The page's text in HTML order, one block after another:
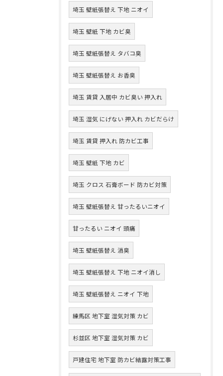
埼玉 壁紙張替え 下地 ニオイ
埼玉 壁紙 下地 カビ臭
埼玉 壁紙張替え タバコ臭
埼玉 壁紙張替え お香臭
埼玉 賃貸 入居中 カビ臭い 押入れ
埼玉 湿気 にげない 押入れ カビだらけ
埼玉 賃貸 押入れ 防カビ工事
埼玉 壁紙 下地 カビ
埼玉 クロス 石膏ボード 防カビ対策
埼玉 壁紙張替え 甘ったるいニオイ
甘ったるい ニオイ 頭痛
埼玉 壁紙張替え 消臭
埼玉 壁紙張替え 下地 ニオイ消し
埼玉 壁紙張替え ニオイ 下地
練馬区 地下室 湿気対策 カビ
杉並区 地下室 湿気対策 カビ
戸建住宅 地下室 防カビ結露対策工事